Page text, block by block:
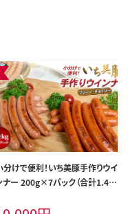
分けで便利！いち美豚手作りウイ
ナー 200g×7パック（合計1.4k
トドア キャンプ バーベキュー 国